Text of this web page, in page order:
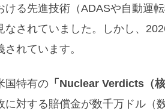
ける先進技術（ADASや自動運
なされていました。しかし、
れています。
国特有の 「Nuclear Verdicts（
に対する賠償金が数千万ドル（